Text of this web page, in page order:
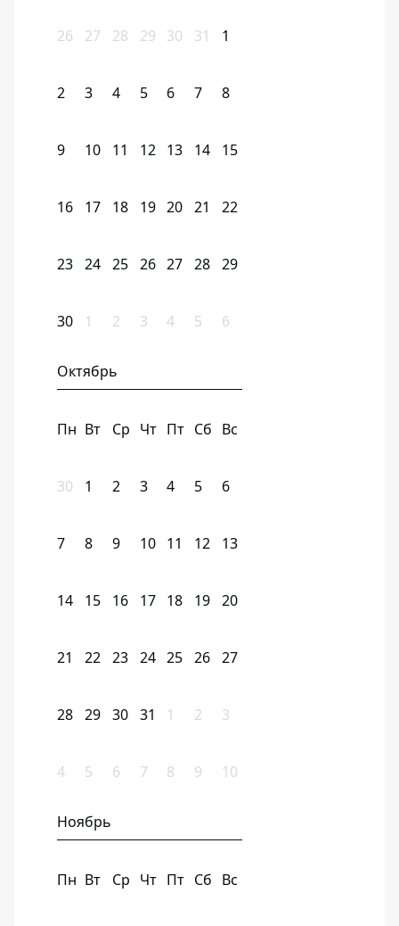
26 27 28 29 30 31 1
2 3 4 5 6 7 8
9 10 11 12 13 14 15
16 17 18 19 20 21 22
23 24 25 26 27 28 29
30 1 2 3 4 5 6
Октябрь
Пн Вт Ср Чт Пт Сб Вс
30 1 2 3 4 5 6
7 8 9 10 11 12 13
14 15 16 17 18 19 20
21 22 23 24 25 26 27
28 29 30 31 1 2 3
4 5 6 7 8 9 10
Ноябрь
Пн Вт Ср Чт Пт Сб Вс